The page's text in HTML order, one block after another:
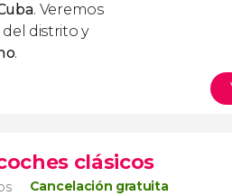
. Veremos
distrito y
.
clásicos
Cancelación gratuita